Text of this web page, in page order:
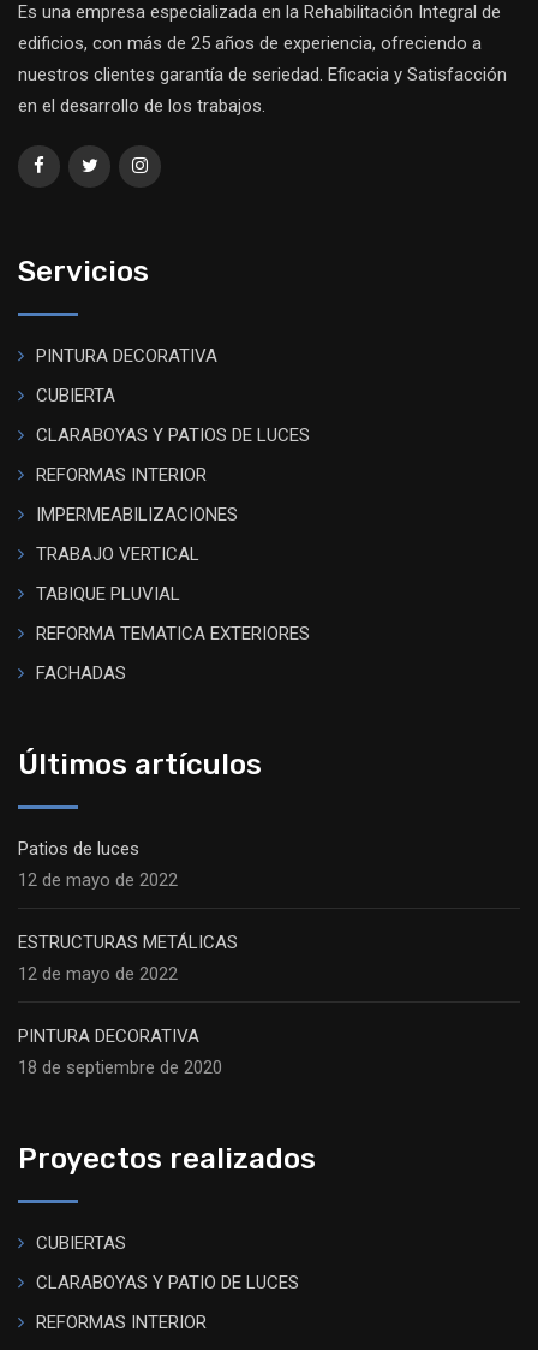
Es una empresa especializada en la Rehabilitación Integral de
edificios, con más de 25 años de experiencia, ofreciendo a
nuestros clientes garantía de seriedad. Eficacia y Satisfacción
en el desarrollo de los trabajos.
Servicios
PINTURA DECORATIVA
CUBIERTA
CLARABOYAS Y PATIOS DE LUCES
REFORMAS INTERIOR
IMPERMEABILIZACIONES
TRABAJO VERTICAL
TABIQUE PLUVIAL
REFORMA TEMATICA EXTERIORES
FACHADAS
Últimos artículos
Patios de luces
12 de mayo de 2022
ESTRUCTURAS METÁLICAS
12 de mayo de 2022
PINTURA DECORATIVA
18 de septiembre de 2020
Proyectos realizados
CUBIERTAS
CLARABOYAS Y PATIO DE LUCES
REFORMAS INTERIOR